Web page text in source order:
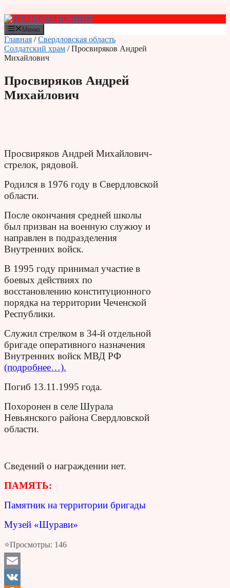
к
содержимому
Меню
Главная /Свердловская область
Солдатский храм / Просвиряков Андрей
Михайлович
Просвиряков Андрей
Михайлович
Просвиряков Андрей Михайлович-
стрелок, рядовой.
Родился в 1976 году в Свердловской
области.
После окончания средней школы
был призван на военную служюу и
направлен в подразделения
Внутренних войск.
В 1995 году принимал участие в
боевых действиях по
восстановлению конституционного
порядка на территории Чеченской
Республики.
Служил стрелком в 34-й отдельной
бригаде оперативного назначения
Внутренних войск МВД РФ
(подробнее…).
Погиб 13.11.1995 года.
Похоронен в селе Шурала
Невьянского района Свердловской
области.
Сведений о награждении нет.
ПАМЯТЬ:
Памятник на территории бригады
Музей «Шурави»
⭐Просмотры: 146
Email